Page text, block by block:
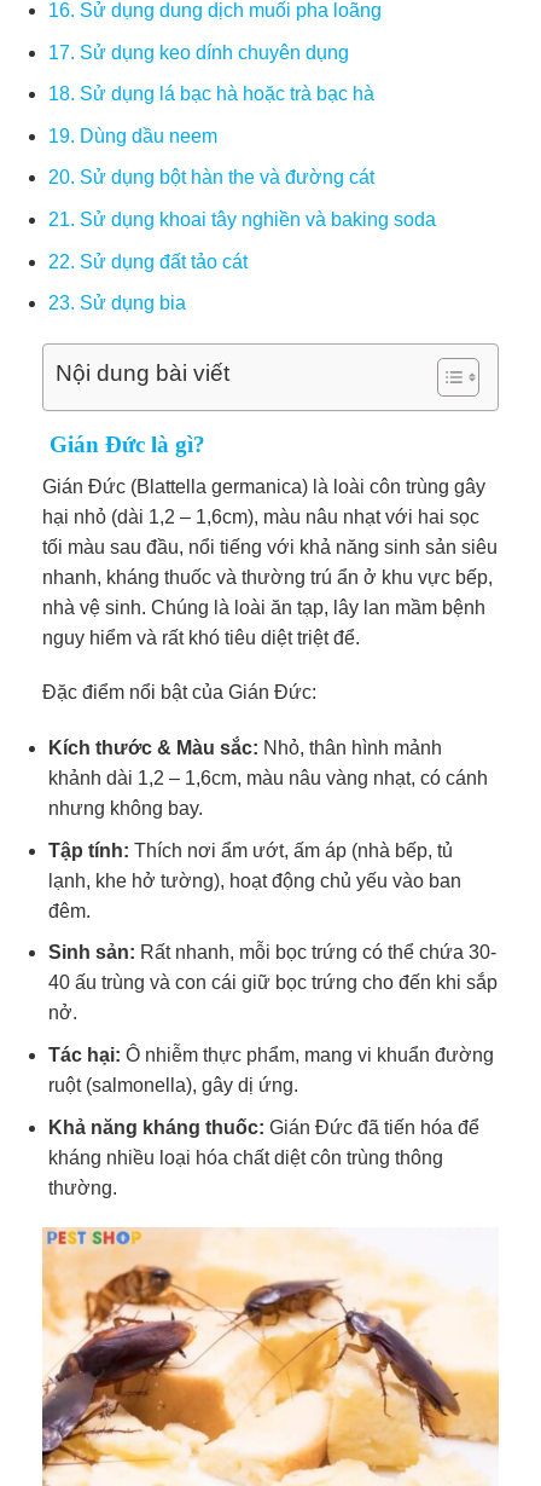
16. Sử dụng dung dịch muối pha loãng
17. Sử dụng keo dính chuyên dụng
18. Sử dụng lá bạc hà hoặc trà bạc hà
19. Dùng dầu neem
20. Sử dụng bột hàn the và đường cát
21. Sử dụng khoai tây nghiền và baking soda
22. Sử dụng đất tảo cát
23. Sử dụng bia
Nội dung bài viết
Gián Đức là gì?
Gián Đức (Blattella germanica) là loài côn trùng gây
hại nhỏ (dài 1,2 – 1,6cm), màu nâu nhạt với hai sọc
tối màu sau đầu, nổi tiếng với khả năng sinh sản siêu
nhanh, kháng thuốc và thường trú ẩn ở khu vực bếp,
nhà vệ sinh. Chúng là loài ăn tạp, lây lan mầm bệnh
nguy hiểm và rất khó tiêu diệt triệt để.
Đặc điểm nổi bật của Gián Đức:
Kích thước & Màu sắc: Nhỏ, thân hình mảnh
khảnh dài 1,2 – 1,6cm, màu nâu vàng nhạt, có cánh
nhưng không bay.
Tập tính: Thích nơi ẩm ướt, ấm áp (nhà bếp, tủ
lạnh, khe hở tường), hoạt động chủ yếu vào ban
đêm.
Sinh sản: Rất nhanh, mỗi bọc trứng có thể chứa 30-
40 ấu trùng và con cái giữ bọc trứng cho đến khi sắp
nở.
Tác hại: Ô nhiễm thực phẩm, mang vi khuẩn đường
ruột (salmonella), gây dị ứng.
Khả năng kháng thuốc: Gián Đức đã tiến hóa để
kháng nhiều loại hóa chất diệt côn trùng thông
thường.